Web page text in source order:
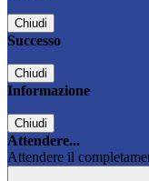
Chiudi
Successo
Chiudi
Informazione
Chiudi
Attendere...
Attendere il